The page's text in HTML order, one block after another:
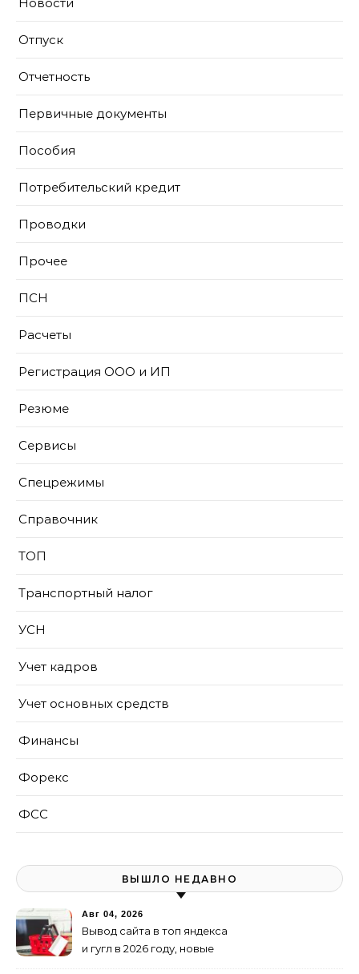
Отпуск
Отчетность
Первичные документы
Пособия
Потребительский кредит
Проводки
Прочее
ПСН
Расчеты
Регистрация ООО и ИП
Резюме
Сервисы
Спецрежимы
Справочник
ТОП
Транспортный налог
УСН
Учет кадров
Учет основных средств
Финансы
Форекс
ФСС
ВЫШЛО НЕДАВНО
Авг 04, 2026
Вывод сайта в топ яндекса
и гугл в 2026 году, новые